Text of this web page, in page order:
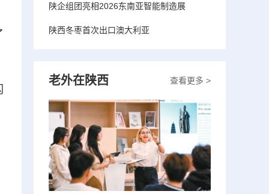
陕企组团亮相2026东南亚智能制造展
陕西冬枣首次出口澳大利亚
查看更多 >
老外在陕西